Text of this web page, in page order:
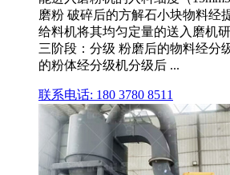
磨粉 破碎后的方解石小块物料经
给料机将其均匀定量的送入磨机
三阶段：分级 粉磨后的物料经分
的粉体经分级机分级后 ...
联系电话: 180 3780 8511